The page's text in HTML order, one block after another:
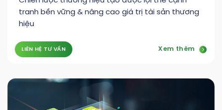
tranh bền vững & nâng cao giá trị tài sản thương
hiệu
LIÊN HỆ TƯ VẤN Xem thêm